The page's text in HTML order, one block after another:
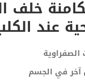
خلف
عند
الصفراوية
في الجسم